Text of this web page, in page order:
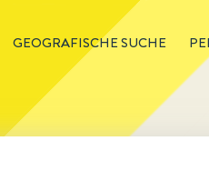
GEOGRAFISCHE SUCHE